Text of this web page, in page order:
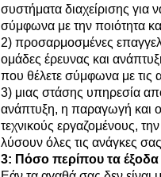
συστήματα διαχείρισης για
σύμφωνα με την ποιότητα
2) προσαρμοσμένες
ομάδες έρευνας και
που θέλετε σύμφωνα με τις
3) μιας στάσης υπηρεσία
ανάπτυξη, η παραγωγή και
τεχνικούς εργαζομένους,
λύσουν όλες τις ανάγκες
3: Πόσο περίπου τα